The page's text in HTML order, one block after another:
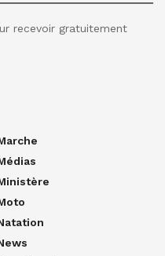
recevoir gratuitement